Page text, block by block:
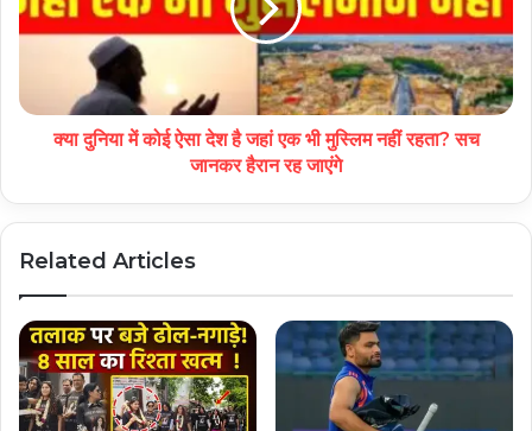
क्या दुनिया में कोई ऐसा देश है जहां एक भी मुस्लिम नहीं रहता? सच
जानकर हैरान रह जाएंगे
Related Articles